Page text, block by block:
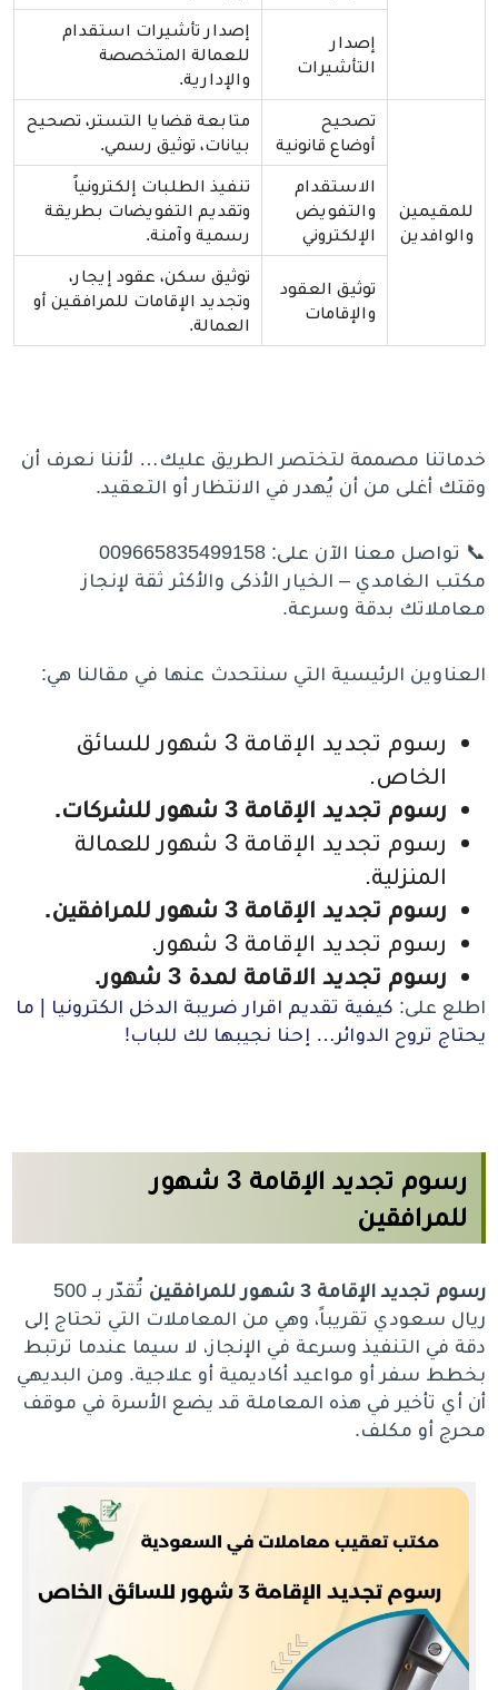
إصدار
التأشيرات
إصدار تأشيرات استقدام
للعمالة المتخصصة
والإدارية.
للمقيمين
والوافدين
تصحيح
أوضاع قانونية
متابعة قضايا التستر، تصحيح
بيانات، توثيق رسمي.
الاستقدام
والتفويض
الإلكتروني
تنفيذ الطلبات إلكترونياً
وتقديم التفويضات بطريقة
رسمية وآمنة.
توثيق العقود
والإقامات
توثيق سكن، عقود إيجار،
وتجديد الإقامات للمرافقين أو
العمالة.
خدماتنا مصممة لتختصر الطريق عليك… لأننا نعرف أن
وقتك أغلى من أن يُهدر في الانتظار أو التعقيد.
📞 تواصل معنا الآن على: 009665835499158
مكتب الغامدي – الخيار الأذكى والأكثر ثقة لإنجاز
معاملاتك بدقة وسرعة.
العناوين الرئيسية التي سنتحدث عنها في مقالنا هي:
رسوم تجديد الإقامة 3 شهور للسائق
الخاص.
رسوم تجديد الإقامة 3 شهور للشركات.
رسوم تجديد الإقامة 3 شهور للعمالة
المنزلية.
رسوم تجديد الإقامة 3 شهور للمرافقين.
رسوم تجديد الإقامة 3 شهور.
رسوم تجديد الاقامة لمدة 3 شهور.
اطلع على: كيفية تقديم اقرار ضريبة الدخل الكترونيا | ما
يحتاج تروح الدوائر… إحنا نجيبها لك للباب!
رسوم تجديد الإقامة 3 شهور
للمرافقين
رسوم تجديد الإقامة 3 شهور للمرافقين
تُقدّر بـ 500
ريال سعودي تقريباً، وهي من المعاملات التي تحتاج إلى
دقة في التنفيذ وسرعة في الإنجاز، لا سيما عندما ترتبط
بخطط سفر أو مواعيد أكاديمية أو علاجية. ومن البديهي
أن أي تأخير في هذه المعاملة قد يضع الأسرة في موقف
محرج أو مكلف.